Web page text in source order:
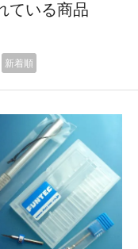
ている商品
新着順